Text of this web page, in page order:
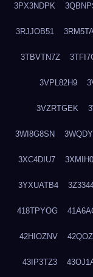
3PX3NDPK
3RJJOB51
3TBVTN7Z
3VPL82H9
3VZRTGEK
3WI8G8SN
3XC4DIU7
3YXUATB4
418TPYOG
42HIOZNV
43IP3TZ3